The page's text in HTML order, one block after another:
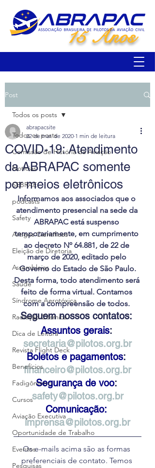
15 Anos
Post
Todos os posts
Comissão de História da Aviação
Notícias
SEBRAE
podcasts
Safety
Artigos Científicos
Eleição de Diretoria
Assembleias
Saúde
Síndrome Aerotóxica
Radiação Cósmica
Dica de Leitura
Revista Flight Deck
Benefícios
Fadigômetro
Cursos
Aviação Executiva
Oportunidade de Trabalho
Eventos
Pesquisas
Todos os posts
COVID-19: Atendimento
da ABRAPAC somente
por meios eletrônicos
abrapacsite
22 de mar. de 2020 1 min de leitura
Informamos aos associados que o
atendimento presencial na sede da
ABRAPAC está suspenso
temporariamente, em cumprimento
ao decreto Nº 64.881, de 22 de
março de 2020, editado pelo
Governo do Estado de São Paulo.
Desta forma, todo atendimento será
feito de forma virtual. Contamos
com a compreensão de todos.
Seguem nossos contatos:
Assuntos gerais:
secretaria@pilotos.org.br
Boletos e pagamentos:
financeiro@pilotos.org.br
Segurança de voo:
safety@pilotos.org.br
Comunicação:
imprensa@pilotos.org.br
Os e-mails acima são as formas
preferenciais de contato. Temos